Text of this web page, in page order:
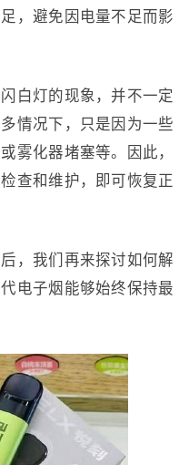
，避免因电量不足而影
白灯的现象，并不一定
情况下，只是因为一些
雾化器堵塞等。因此，
查和维护，即可恢复正
，我们再来探讨如何解
电子烟能够始终保持最